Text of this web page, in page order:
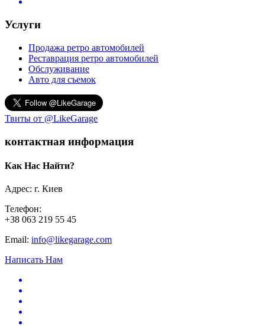
Услуги
Продажа ретро автомобилей
Реставрация ретро автомобилей
Обслуживание
Авто для съемок
Твиты от @LikeGarage
контактная информация
Как Нас Найти?
Адрес: г. Киев
Телефон:
+38 063 219 55 45
Email: info@likegarage.com
Написать Нам